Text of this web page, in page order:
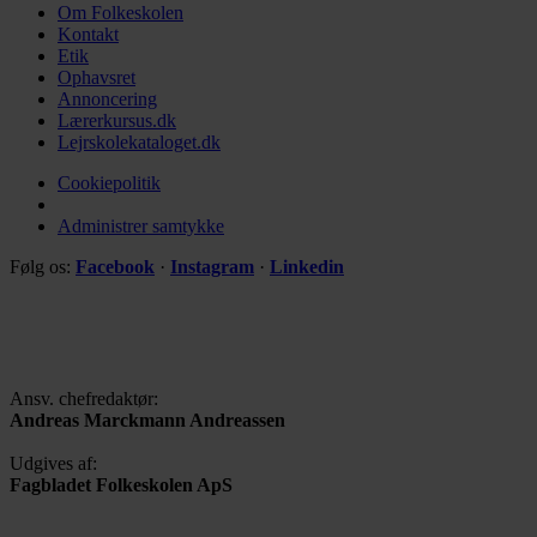
Om Folkeskolen
Kontakt
Etik
Ophavsret
Annoncering
Lærerkursus.dk
Lejrskolekataloget.dk
Cookiepolitik
Administrer samtykke
Følg os: Facebook · Instagram · Linkedin
Ansv. chefredaktør:
Andreas Marckmann Andreassen
Udgives af:
Fagbladet Folkeskolen ApS